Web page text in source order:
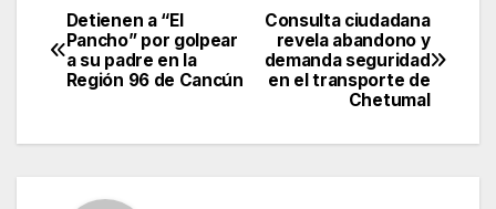
Post
navigation
Consulta ciudadana
revela abandono y
demanda seguridad
en el transporte de
Chetumal
Detienen a “El
Pancho” por golpear
a su padre en la
Región 96 de Cancún